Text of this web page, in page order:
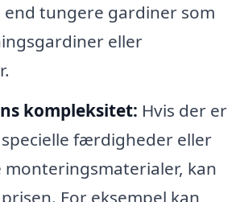
tungere gardiner som
eller
kompleksitet: Hvis der er
færdigheder eller
kan
For eksempel kan